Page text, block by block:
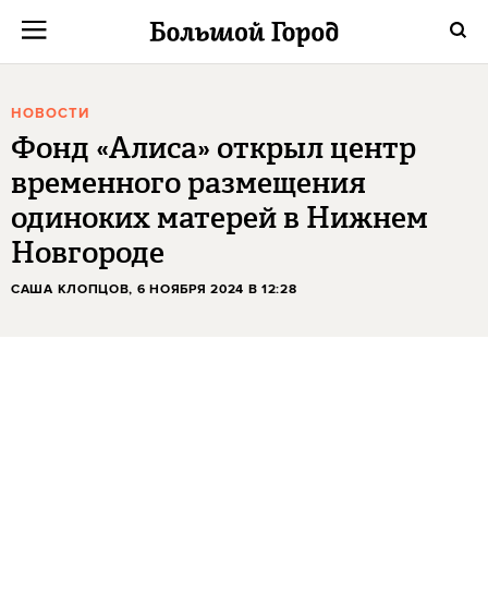
НОВОСТИ
Фонд «Алиса» открыл центр
временного размещения
одиноких матерей в Нижнем
Новгороде
САША КЛОПЦОВ, 6 НОЯБРЯ 2024 В 12:28